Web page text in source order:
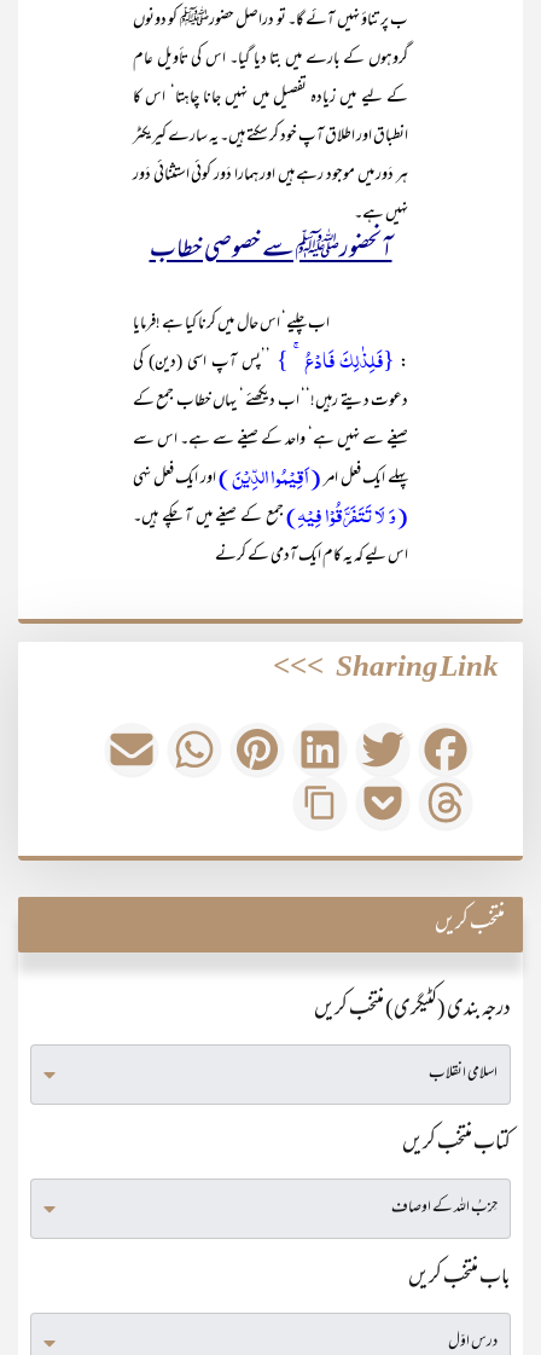
ب پر تناؤ نہیں آئے گا۔ تو دراصل حضورﷺ کو دونوں
گروہوں کے بارے میں بتا دیا گیا۔ اس کی تأویل عام
کے لیے میں زیادہ تفصیل میں نہیں جانا چاہتا‘ اس کا
انطباق اور اطلاق آپ خود کر سکتے ہیں۔ یہ سارے کیریکٹر
ہر دَور میں موجود رہے ہیں اور ہمارا دَور کوئی استثنائی دَور
نہیں ہے۔
آنحضورﷺ سے خصوصی خطاب
اب چلیے‘ اس حال میں کرنا کیا ہے !فرمایا
: {فَلِذٰلِکَ فَادۡعُ ۚ } ’’پس آپ اسی (دین) کی
دعوت دیتے رہیں!‘‘ اب دیکھئے ‘ یہاں خطاب جمع کے
صیغے سے نہیں ہے‘ واحد کے صیغے سے ہے۔ اس سے
پہلے ایک فعل امر(اَقِیۡمُوا الدِّیۡنَ )اور ایک فعل نہی
(وَ لَا تَتَفَرَّقُوۡا فِیۡہِ)جمع کے صیغے میں آ چکے ہیں۔
اس لیے کہ یہ کام ایک آدمی کے کرنے
Sharing Link
>>>
منتخب کریں
درجہ بندی (کٹیگری) منتخب کریں
کتاب منتخب کریں
باب منتخب کریں